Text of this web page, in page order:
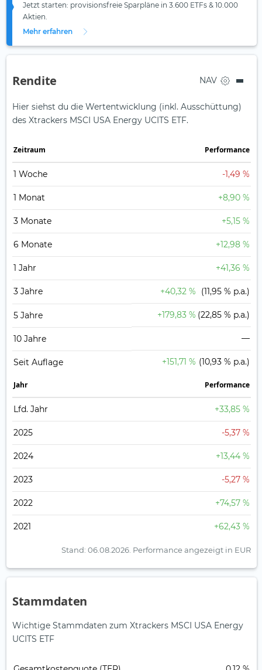
Jetzt starten: provisionsfreie Sparpläne in 3.600 ETFs & 10.000
Aktien.
Mehr erfahren
Rendite NAV
Hier siehst du die Wertentwicklung (inkl. Ausschüttung)
des Xtrackers MSCI USA Energy UCITS ETF.
Zeit­raum Perfor­mance
1 Woche -1,49 %
1 Monat +8,90 %
3 Monate +5,15 %
6 Monate +12,98 %
1 Jahr +41,36 %
3 Jahre +40,32 % (11,95 % p.a.)
5 Jahre +179,83 % (22,85 % p.a.)
10 Jahre —
Seit Auflage +151,71 % (10,93 % p.a.)
Jahr Perfor­mance
Lfd. Jahr +33,85 %
2025 -5,37 %
2024 +13,44 %
2023 -5,27 %
2022 +74,57 %
2021 +62,43 %
Stand: 06.08.2026. Performance angezeigt in EUR
Stammdaten
Wichtige Stammdaten zum Xtrackers MSCI USA Energy
UCITS ETF